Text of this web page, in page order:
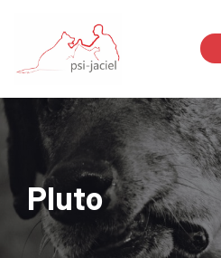
Przejdź
do
Pluto